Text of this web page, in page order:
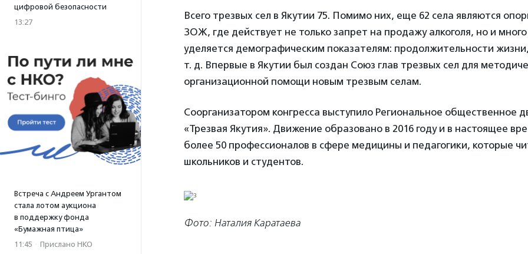
цифровой безопасности
13:27
Встреча с Андреем Ургантом
стала лотом аукциона
в поддержку фонда
«Бумажная птица»
11:45 · Прислано НКО
Всего трезвых сел в Якутии 75. Помимо них, еще 62 села являются
ЗОЖ, где действует не только запрет на продажу алкоголя, но и
уделяется демографическим показателям: продолжительности
т. д. Впервые в Якутии был создан Союз глав трезвых сел для
организационной помощи новым трезвым селам.
Соорганизатором конгресса выступило Региональное общественное
«Трезвая Якутия». Движение образовано в 2016 году и в настоящее
более 50 профессионалов в сфере медицины и педагогики, которые
школьников и студентов.
Фото: Наталия Каратаева